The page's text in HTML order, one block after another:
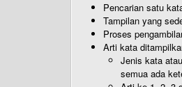
Pencarian satu
Tampilan yang
Proses
Arti kata
Jenis kata
semua ada